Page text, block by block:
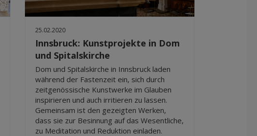
25.02.2020
Innsbruck: Kunstprojekte in Dom
und Spitalskirche
Dom und Spitalskirche in Innsbruck laden
während der Fastenzeit ein, sich durch
zeitgenössische Kunstwerke im Glauben
inspirieren und auch irritieren zu lassen.
Gemeinsam ist den gezeigten Werken,
dass sie zur Besinnung auf das Wesentliche,
zu Meditation und Reduktion einladen.